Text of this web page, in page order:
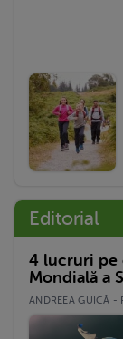
Editorial
4 lucruri pe
Mondială a
ANDREEA GUICĂ -